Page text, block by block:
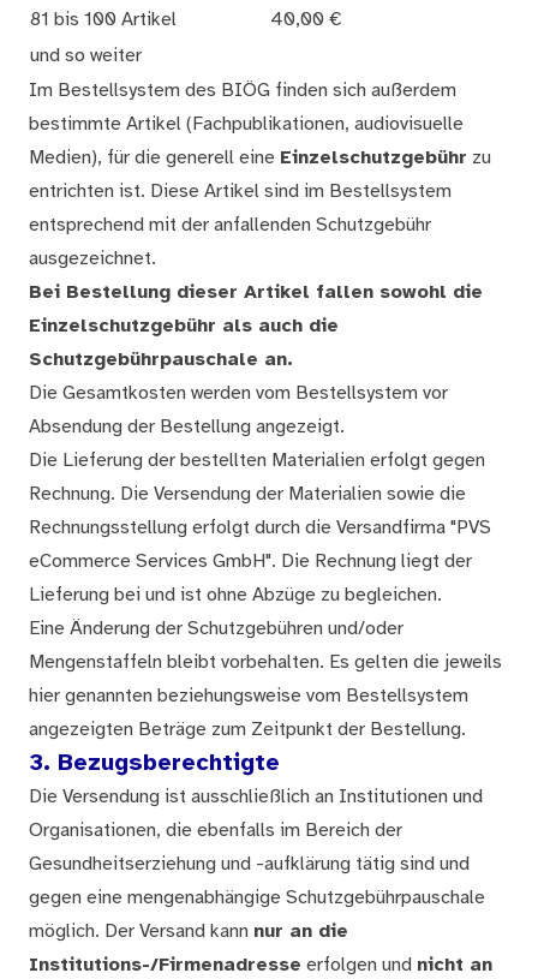
81 bis 100 Artikel
40,00 €
und so weiter
Im Bestellsystem des BIÖG finden sich außerdem
bestimmte Artikel (Fachpublikationen, audiovisuelle
Medien), für die generell eine Einzelschutzgebühr zu
entrichten ist. Diese Artikel sind im Bestellsystem
entsprechend mit der anfallenden Schutzgebühr
ausgezeichnet.
Bei Bestellung dieser Artikel fallen sowohl die
Einzelschutzgebühr als auch die
Schutzgebührpauschale an.
Die Gesamtkosten werden vom Bestellsystem vor
Absendung der Bestellung angezeigt.
Die Lieferung der bestellten Materialien erfolgt gegen
Rechnung. Die Versendung der Materialien sowie die
Rechnungsstellung erfolgt durch die Versandfirma "PVS
eCommerce Services GmbH". Die Rechnung liegt der
Lieferung bei und ist ohne Abzüge zu begleichen.
Eine Änderung der Schutzgebühren und/oder
Mengenstaffeln bleibt vorbehalten. Es gelten die jeweils
hier genannten beziehungsweise vom Bestellsystem
angezeigten Beträge zum Zeitpunkt der Bestellung.
3. Bezugsberechtigte
Die Versendung ist ausschließlich an Institutionen und
Organisationen, die ebenfalls im Bereich der
Gesundheitserziehung und -aufklärung tätig sind und
gegen eine mengenabhängige Schutzgebührpauschale
möglich. Der Versand kann nur an die
Institutions-/Firmenadresse erfolgen und nicht an